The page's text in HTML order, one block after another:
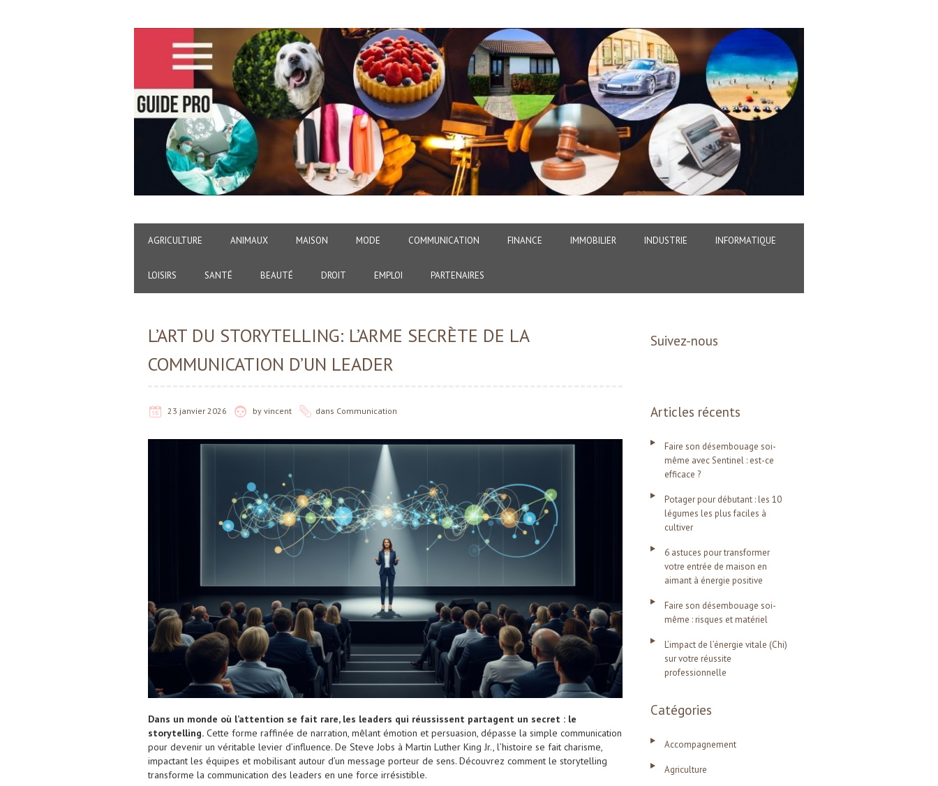
AGRICULTURE ANIMAUX MAISON MODE COMMUNICATION FINANCE IMMOBILIER INDUSTRIE INFORMATIQUE
LOISIRS SANTÉ BEAUTÉ DROIT EMPLOI PARTENAIRES
L’ART DU STORYTELLING: L’ARME SECRÈTE DE LA
COMMUNICATION D’UN LEADER
23 janvier 2026 by vincent dans Communication
Dans un monde où l’attention se fait rare, les leaders qui réussissent partagent un secret : le
storytelling. Cette forme raffinée de narration, mêlant émotion et persuasion, dépasse la simple communication
pour devenir un véritable levier d’influence. De Steve Jobs à Martin Luther King Jr., l’histoire se fait charisme,
impactant les équipes et mobilisant autour d’un message porteur de sens. Découvrez comment le storytelling
transforme la communication des leaders en une force irrésistible.
Suivez-nous
Articles récents
Faire son désembouage soi-
même avec Sentinel : est-ce
efficace ?
Potager pour débutant : les 10
légumes les plus faciles à
cultiver
6 astuces pour transformer
votre entrée de maison en
aimant à énergie positive
Faire son désembouage soi-
même : risques et matériel
L’impact de l’énergie vitale (Chi)
sur votre réussite
professionnelle
Catégories
Accompagnement
Agriculture